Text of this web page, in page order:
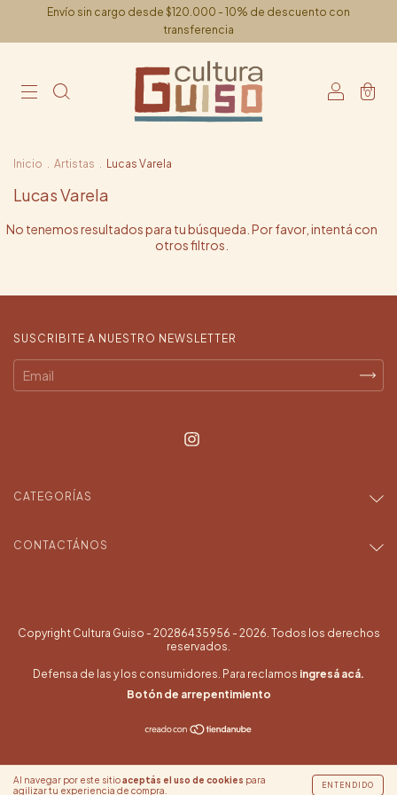
Envío sin cargo desde $120.000 - 10% de descuento con
transferencia
0
Al navegar por este sitioaceptás el uso de cookies para
agilizar tu experiencia de compra.
ENTENDIDO
Inicio . Artistas . Lucas Varela
Lucas Varela
No tenemos resultados para tu búsqueda. Por favor, intentá con
otros filtros.
SUSCRIBITE A NUESTRO NEWSLETTER
CATEGORÍAS
CONTACTÁNOS
Copyright Cultura Guiso - 20286435956 - 2026. Todos los derechos
reservados.
Defensa de las y los consumidores. Para reclamos ingresá acá.
Botón de arrepentimiento